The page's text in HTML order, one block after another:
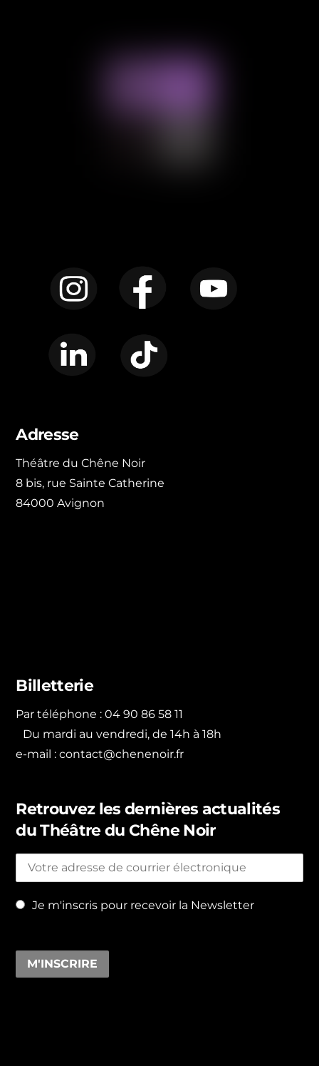
Adresse
Théâtre du Chêne Noir
8 bis, rue Sainte Catherine
84000 Avignon
Billetterie
Par téléphone : 04 90 86 58 11
Du mardi au vendredi, de 14h à 18h
e-mail :contact@chenenoir.fr
Retrouvez les dernières actualités
du Théâtre du Chêne Noir
Je m'inscris pour recevoir la Newsletter